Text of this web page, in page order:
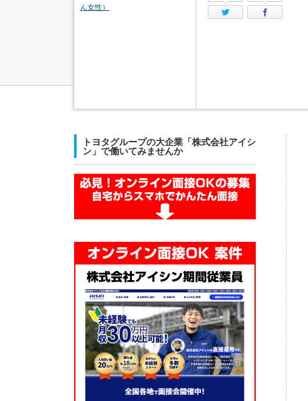
Twitter
ん女性）
トヨタグループの大企業「株式会社アイシ
ン」で働いてみませんか